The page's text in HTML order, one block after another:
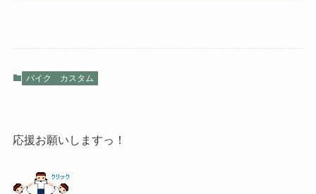
バイク カスタム
応援お願いしますっ！